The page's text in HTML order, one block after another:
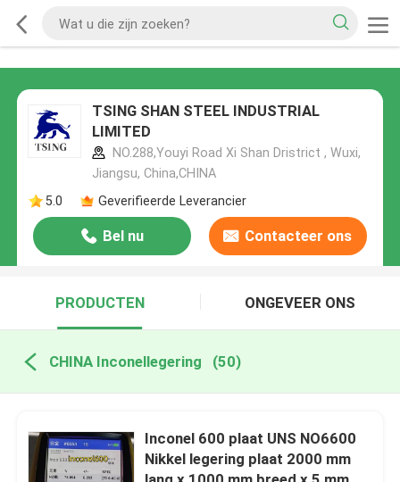
TSING SHAN STEEL INDUSTRIAL
LIMITED
NO.288,Youyi Road Xi Shan Dristrict , Wuxi,
Jiangsu, China,CHINA
5.0
Geverifieerde Leverancier
Bel nu Contacteer ons
PRODUCTEN ONGEVEER ONS
CHINA Inconellegering (50)
Inconel 600 plaat UNS NO6600
Nikkel legering plaat 2000 mm